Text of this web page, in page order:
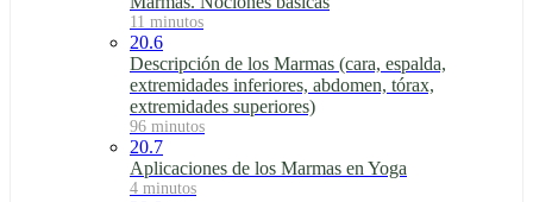
11 minutos
20.6
Descripción de los Marmas (cara, espalda,
extremidades inferiores, abdomen, tórax,
extremidades superiores)
96 minutos
20.7
Aplicaciones de los Marmas en Yoga
4 minutos